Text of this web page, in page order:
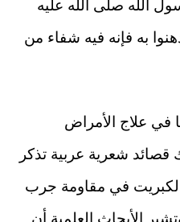
الله صلى الله عليه
به فإنه فيه شفاء من
في علاج الأمراض
قصائد شعرية عربية تذكر
في مقاومة جرب